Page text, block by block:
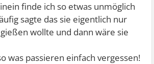
finde ich so etwas unmöglich
sagte das sie eigentlich nur
wollte und dann wäre sie
was passieren einfach vergessen!